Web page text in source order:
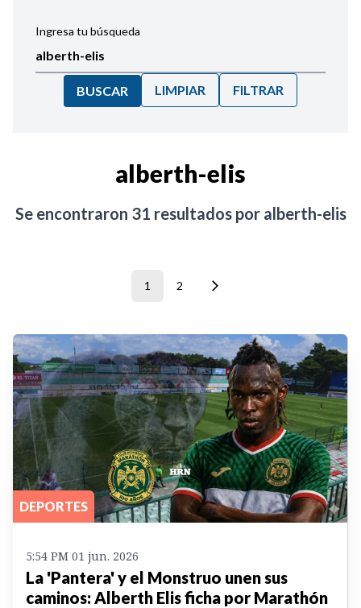
Ingresa tu búsqueda
BUSCAR LIMPIAR FILTRAR
alberth-elis
Se encontraron 31 resultados por alberth-elis
1 2
DEPORTES
5:54 PM 01 jun. 2026
La 'Pantera' y el Monstruo unen sus
caminos: Alberth Elis ficha por Marathón